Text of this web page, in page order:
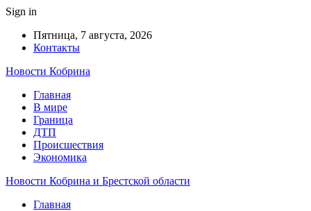
Sign in
Пятница, 7 августа, 2026
Контакты
Новости Кобрина
Главная
В мире
Граница
ДТП
Происшествия
Экономика
Новости Кобрина и Брестской области
Главная